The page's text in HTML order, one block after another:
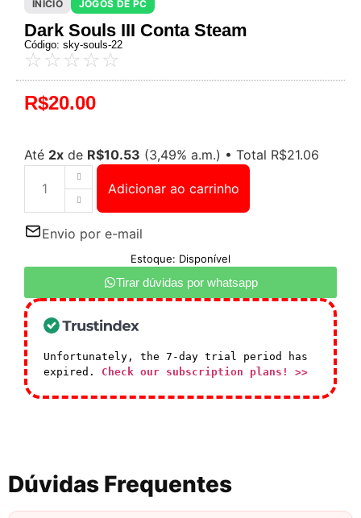
INÍCIO JOGOS DE PC
Dark Souls III Conta Steam
Código: sky-souls-22
☆ ☆ ☆ ☆ ☆
R$20.00
Até 2x de R$10.53 (3,49% a.m.) • Total R$21.06
Adicionar ao carrinho
Envio por e-mail
Estoque: Disponível
Tirar dúvidas por whatsapp
Unfortunately, the 7-day trial period has
expired. Check our subscription plans! >>
Dúvidas Frequentes